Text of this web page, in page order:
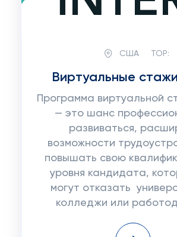
США TOP:
Виртуальные
Программа виртуальной
— это шанс
развиваться,
возможности
повышать свою
уровня кандидата,
могут отказать
колледжи или